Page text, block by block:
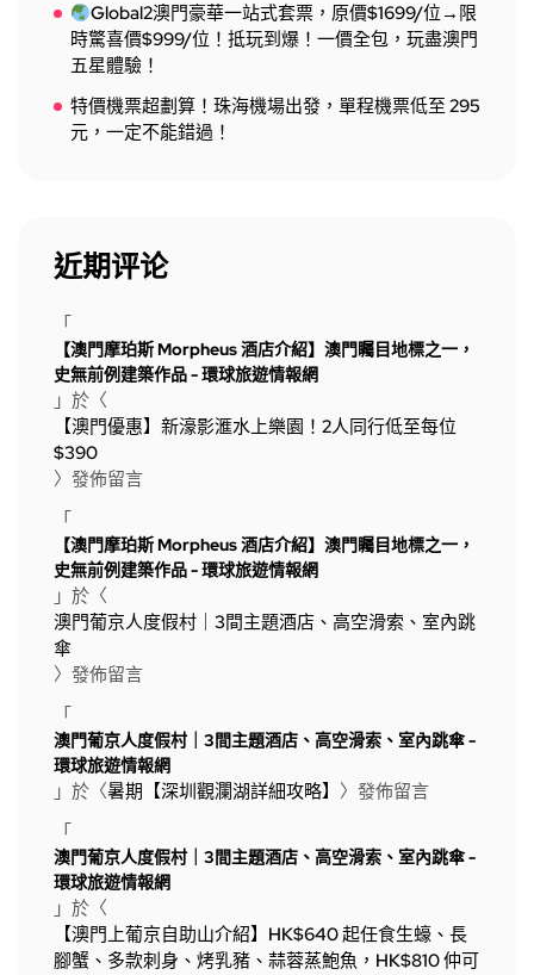
Global2澳門豪華一站式套票，原價$1699/位→限
時驚喜價$999/位！抵玩到爆！一價全包，玩盡澳門
五星體驗！
特價機票超劃算！珠海機場出發，單程機票低至 295
元，一定不能錯過！
近期评论
「
【澳門摩珀斯 Morpheus 酒店介紹】澳門矚目地標之一，
史無前例建築作品 - 環球旅遊情報網
」於〈
【澳門優惠】新濠影滙水上樂園！2人同行低至每位
$390
〉發佈留言
「
【澳門摩珀斯 Morpheus 酒店介紹】澳門矚目地標之一，
史無前例建築作品 - 環球旅遊情報網
」於〈
澳門葡京人度假村｜3間主題酒店、高空滑索、室內跳
傘
〉發佈留言
「
澳門葡京人度假村｜3間主題酒店、高空滑索、室內跳傘 -
環球旅遊情報網
」於〈暑期【深圳觀瀾湖詳細攻略】 〉發佈留言
「
澳門葡京人度假村｜3間主題酒店、高空滑索、室內跳傘 -
環球旅遊情報網
」於〈
【澳門上葡京自助山介紹】HK$640 起任食生蠔、長
腳蟹、多款刺身、烤乳豬、蒜蓉蒸鮑魚，HK$810 仲可